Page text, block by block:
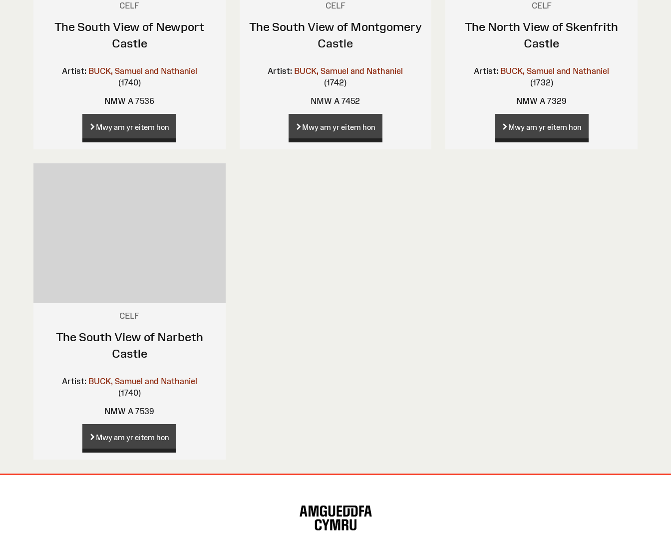
CELF
The South View of Newport
Castle
Artist: BUCK, Samuel and Nathaniel
(1740)
NMW A 7536
Mwy am yr eitem hon
CELF
The South View of Montgomery
Castle
Artist: BUCK, Samuel and Nathaniel
(1742)
NMW A 7452
Mwy am yr eitem hon
CELF
The North View of Skenfrith
Castle
Artist: BUCK, Samuel and Nathaniel
(1732)
NMW A 7329
Mwy am yr eitem hon
CELF
The South View of Narbeth
Castle
Artist: BUCK, Samuel and Nathaniel
(1740)
NMW A 7539
Mwy am yr eitem hon